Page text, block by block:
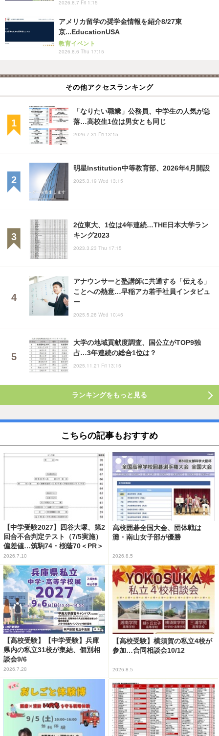
2026.8.7 Fri 1:15
アメリカ留学の奨学金情報を紹介8/27東
京...EducationUSA
教育イベント
2026.8.6 Thu 17:15
その他アクセスランキング
「なりたい職業」公務員、中学生の人気が急
落…高校生1位は男女とも同じ
2026.7.31 Fri 13:15
明星Institution中等教育部、2026年4月開設
2025.3.19 Wed 13:15
2位東大、1位は4年連続…THE日本大学ラン
キング2023
2023.3.23 Thu 17:15
アナウンサーと塾講師に共通する「伝える」
ことへの熱意…早稲アカ若手社員インタビュ
ー
2025.5.28 Wed 10:45
大学の地域貢献度調査、国公立がTOP9独
占…3年連続の総合1位は？
2025.11.21 Fri 13:15
ランキングをもっと見る
こちらの記事もおすすめ
【中学受験2027】四谷大塚、第2
回合不合判定テスト（7/5実施）
偏差値…筑駒74・桜蔭70＜PR＞
2026.7.10
高校囲碁全国大会、団体戦は
灘・南山女子部が優勝
2026.8.5
【高校受験】【中学受験】兵庫
県内の私立31校が集結、個別相
談会9/6
2026.7.28
【高校受験】横須賀の私立4校が
参加…合同相談会10/12
2026.8.5